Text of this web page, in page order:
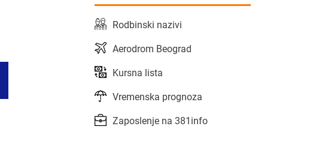
Rodbinski nazivi
Aerodrom Beograd
Kursna lista
Vremenska prognoza
Zaposlenje na 381info